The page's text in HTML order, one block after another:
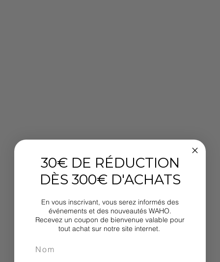
30€ DE RÉDUCTION
DÈS 300€ D'ACHATS
En vous inscrivant, vous serez informés des
événements et des nouveautés WAHO.
Recevez un coupon de bienvenue valable pour
tout achat sur notre site internet.